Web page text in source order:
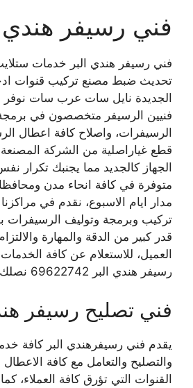
فني رسيفر هندي
فني رسيفر هندي البر خدمات
تحديث ضبط مصنع تركيب قنوات
الجديدة نايل سات عرب سات نوفر
فنيين الرسيفر متخصصون في برمجة
الرسيفرات، واصلاح كافة اعطال
قطع غياراصلية من الشركة المصنعة
الجهاز كالجديد مما يجنبك تكرار
متوفرة في كافة انحاء مدن
مدار ايام الاسبوع، نقدم في
تركيب وبرمجة وتوليف الرسيفرات
قدر كبير من الدقة والمهارة
العميل، للاستعلام عن كافة
رسيفر هندي البر 69622742 نصلك اينما كنت .
فني تصليح رسيفر
يقدم فني رسيفرهندي البر كافة
والتصليح والتعامل مع كافة
القنوات التي تؤرق كافة العملاء،